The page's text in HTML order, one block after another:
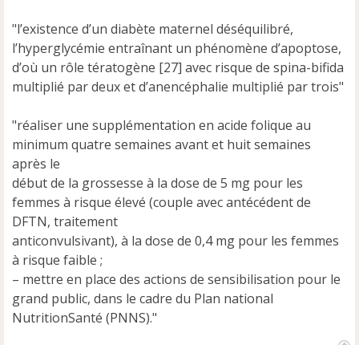
"l’existence d’un diabète maternel déséquilibré,
l’hyperglycémie entraînant un phénomène d’apoptose,
d’où un rôle tératogène [27] avec risque de spina-bifida
multiplié par deux et d’anencéphalie multiplié par trois"
"réaliser une supplémentation en acide folique au
minimum quatre semaines avant et huit semaines
après le
début de la grossesse à la dose de 5 mg pour les
femmes à risque élevé (couple avec antécédent de
DFTN, traitement
anticonvulsivant), à la dose de 0,4 mg pour les femmes
à risque faible ;
– mettre en place des actions de sensibilisation pour le
grand public, dans le cadre du Plan national
NutritionSanté (PNNS)."